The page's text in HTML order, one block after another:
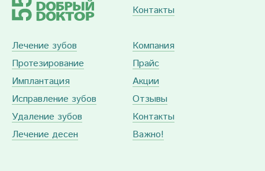
Контакты
Лечение зубов
Протезирование
Имплантация
Исправление зубов
Удаление зубов
Лечение десен
Компания
Прайс
Акции
Отзывы
Контакты
Важно!